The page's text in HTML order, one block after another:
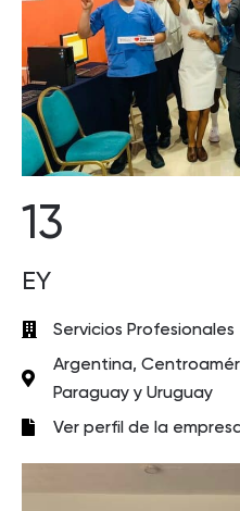
13
EY
Servicios Profesionales
Argentina,
Paraguay y Uruguay
Ver perfil de la